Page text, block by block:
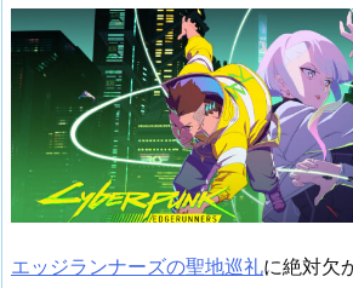
エッジランナーズの聖地巡礼に絶対欠